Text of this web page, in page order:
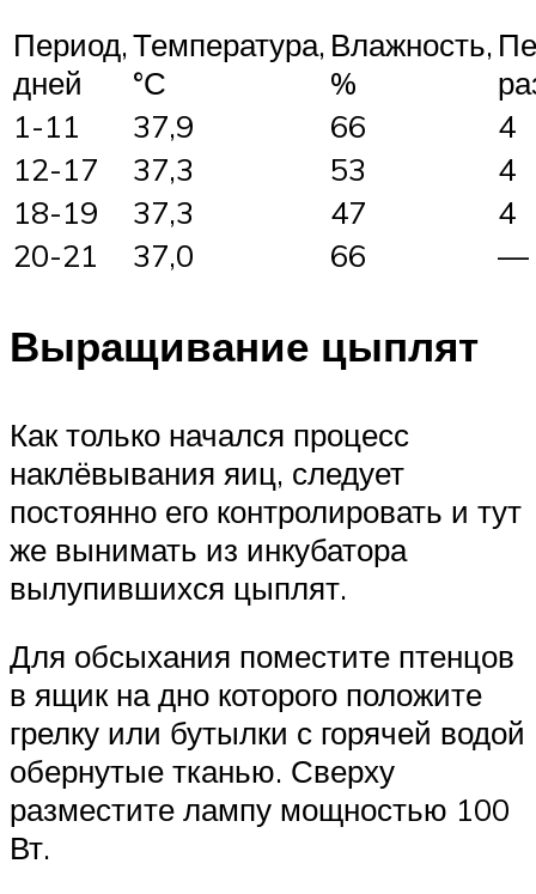
Период,
дней
Температура,
°С
Влажность,
%
1-11
37,9 66
4
12-17
37,3 53
4
18-19
37,3 47
4
20-21
37,0 66 —
Выращивание цыплят
Как только начался процесс
наклёвывания яиц, следует
постоянно его контролировать и тут
же вынимать из инкубатора
вылупившихся цыплят.
Для обсыхания поместите птенцов
в ящик на дно которого положите
грелку или бутылки с горячей водой
обернутые тканью. Сверху
разместите лампу мощностью 100
Вт.